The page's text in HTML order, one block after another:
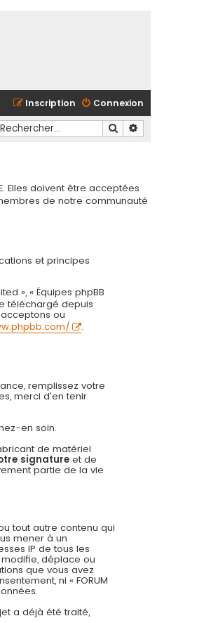
Connexion
Inscription
Rechercher
Elles doivent être acceptées
de notre communauté
et principes
», « Équipes phpBB
téléchargé depuis
ou
.
remplissez votre
merci d'en tenir
en soin.
de matériel
signature et de
partie de la vie
tout autre contenu qui
mener à un
IP de tous les
modifie, déplace ou
que vous avez
ni « FORUM
a déjà été traité,